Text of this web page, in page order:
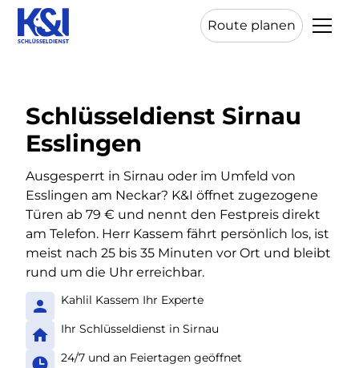
Route planen
Schlüsseldienst Sirnau
Esslingen
Ausgesperrt in Sirnau oder im Umfeld von
Esslingen am Neckar? K&I öffnet zugezogene
Türen ab 79 € und nennt den Festpreis direkt
am Telefon. Herr Kassem fährt persönlich los, ist
meist nach 25 bis 35 Minuten vor Ort und bleibt
rund um die Uhr erreichbar.
Kahlil Kassem Ihr Experte
Ihr Schlüsseldienst in Sirnau
24/7 und an Feiertagen geöffnet